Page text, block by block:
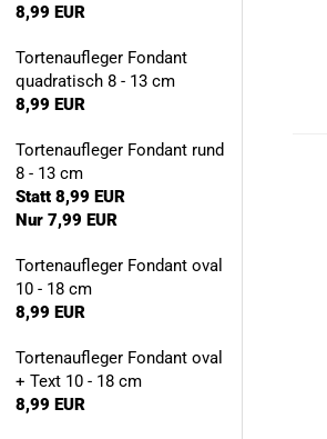
8,99 EUR
Tortenaufleger Fondant
quadratisch 8 - 13 cm
8,99 EUR
Tortenaufleger Fondant rund
8 - 13 cm
Statt 8,99 EUR
Nur 7,99 EUR
Tortenaufleger Fondant oval
10 - 18 cm
8,99 EUR
Tortenaufleger Fondant oval
+ Text 10 - 18 cm
8,99 EUR